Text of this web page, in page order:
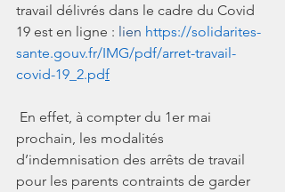
travail délivrés dans le cadre du Covid
19 est en ligne : lien https://solidarites-
sante.gouv.fr/IMG/pdf/arret-travail-
covid-19_2.pdf
En effet, à compter du 1er mai
prochain, les modalités
d’indemnisation des arrêts de travail
pour les parents contraints de garder